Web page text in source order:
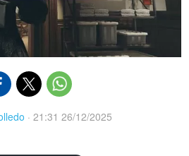
· 21:31 26/12/2025